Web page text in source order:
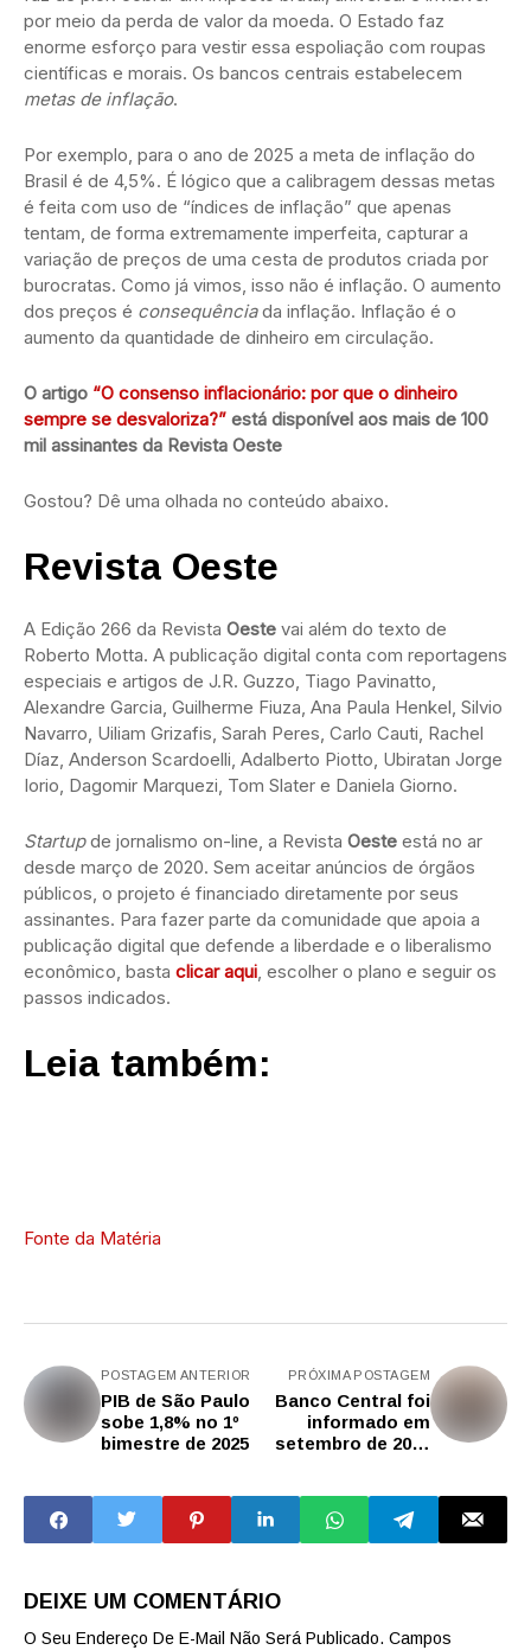
por meio da perda de valor da moeda. O Estado faz
enorme esforço para vestir essa espoliação com roupas
científicas e morais. Os bancos centrais estabelecem
metas de inflação.
Por exemplo, para o ano de 2025 a meta de inflação do
Brasil é de 4,5%. É lógico que a calibragem dessas metas
é feita com uso de “índices de inflação” que apenas
tentam, de forma extremamente imperfeita, capturar a
variação de preços de uma cesta de produtos criada por
burocratas. Como já vimos, isso não é inflação. O aumento
dos preços é consequênciada inflação. Inflação é o
aumento da quantidade de dinheiro em circulação.
O artigo “O consenso inflacionário: por que o dinheiro
sempre se desvaloriza?” está disponível aos mais de 100
mil assinantes da Revista Oeste
Gostou? Dê uma olhada no conteúdo abaixo.
Revista Oeste
A Edição 266 da Revista Oeste vai além do texto de
Roberto Motta. A publicação digital conta com reportagens
especiais e artigos de J.R. Guzzo, Tiago Pavinatto,
Alexandre Garcia, Guilherme Fiuza, Ana Paula Henkel, Silvio
Navarro, Uiliam Grizafis, Sarah Peres, Carlo Cauti, Rachel
Díaz, Anderson Scardoelli, Adalberto Piotto, Ubiratan Jorge
Iorio, Dagomir Marquezi, Tom Slater e Daniela Giorno.
Startupde jornalismo on-line, a Revista Oeste está no ar
desde março de 2020. Sem aceitar anúncios de órgãos
públicos, o projeto é financiado diretamente por seus
assinantes. Para fazer parte da comunidade que apoia a
publicação digital que defende a liberdade e o liberalismo
econômico, basta clicar aqui, escolher o plano e seguir os
passos indicados.
Leia também:
Fonte da Matéria
POSTAGEM ANTERIOR
PIB de São Paulo
sobe 1,8% no 1º
bimestre de 2025
PRÓXIMA POSTAGEM
Banco Central foi
informado em
setembro de 2023
Master
DEIXE UM COMENTÁRIO
O Seu Endereço De E-Mail Não Será Publicado. Campos